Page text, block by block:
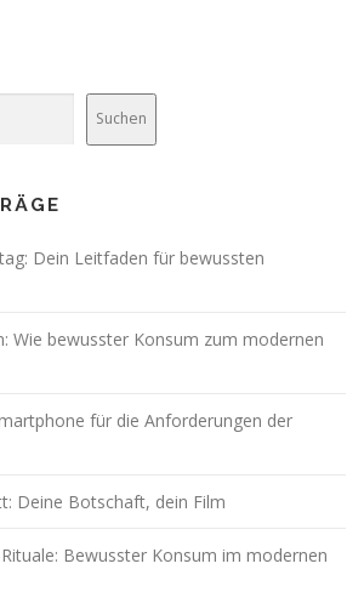
Suchen
Dein Leitfaden für bewussten
Wie bewusster Konsum zum modernen
für die Anforderungen der
Deine Botschaft, dein Film
Bewusster Konsum im modernen